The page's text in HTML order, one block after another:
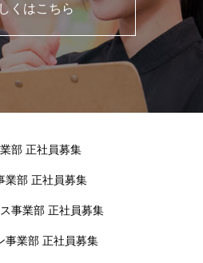
くはこちら
部 正社員募集
業部 正社員募集
事業部 正社員募集
事業部 正社員募集